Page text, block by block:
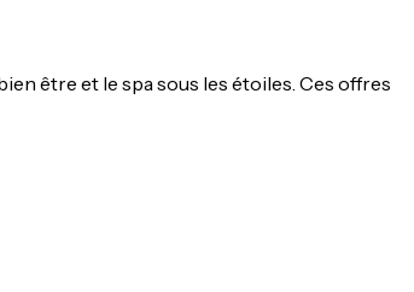
être et le spa sous les étoiles. Ces offres